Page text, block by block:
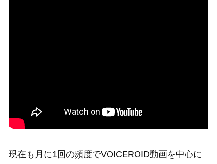
現在も月に1回の頻度でVOICEROID動画を中心に